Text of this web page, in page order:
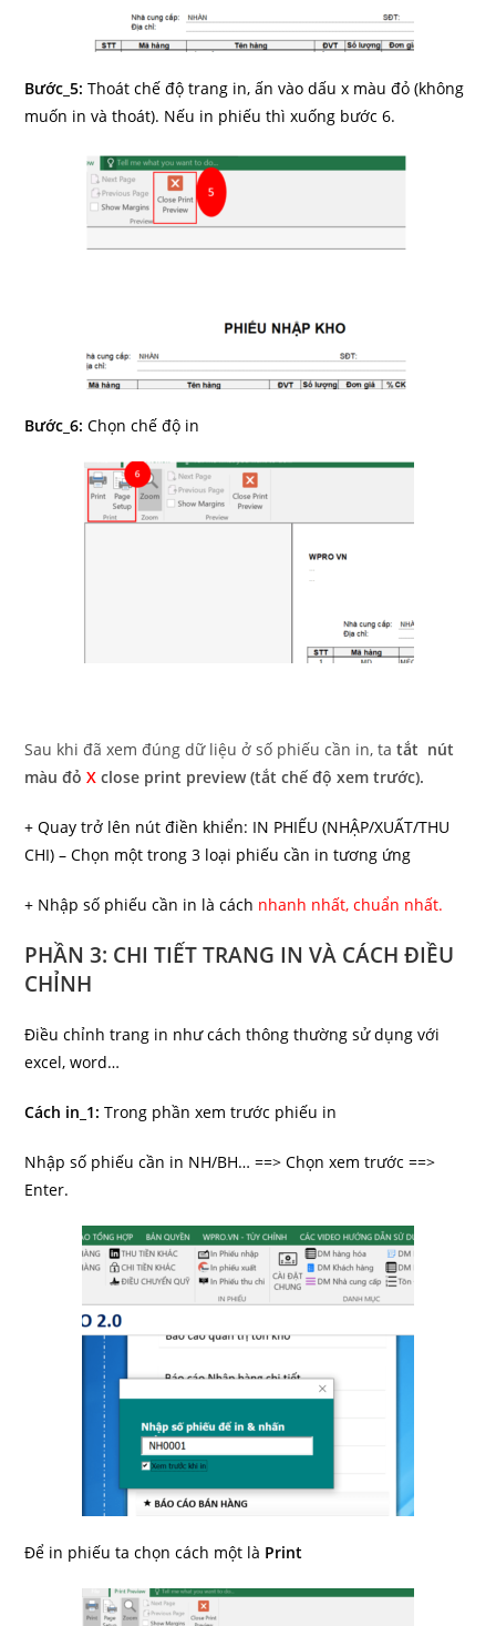
Bước_5: Thoát chế độ trang in, ấn vào dấu x màu đỏ (không
muốn in và thoát). Nếu in phiếu thì xuống bước 6.
Bước_6: Chọn chế độ in
Sau khi đã xem đúng dữ liệu ở số phiếu cần in, ta tắt nút
màu đỏX close print preview (tắt chế độ xem trước).
+ Quay trở lên nút điền khiển: IN PHIẾU (NHẬP/XUẤT/THU
CHI) – Chọn một trong 3 loại phiếu cần in tương ứng
+ Nhập số phiếu cần in là cách nhanh nhất, chuẩn nhất.
PHẦN 3: CHI TIẾT TRANG IN VÀ CÁCH ĐIỀU
CHỈNH
Điều chỉnh trang in như cách thông thường sử dụng với
excel, word…
Cách in_1: Trong phần xem trước phiếu in
Nhập số phiếu cần in NH/BH… ==> Chọn xem trước ==>
Enter.
Để in phiếu ta chọn cách một là Print